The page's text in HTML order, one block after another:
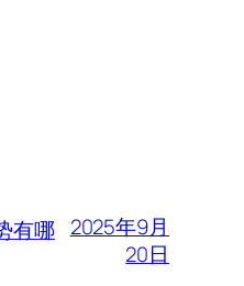
有哪 2025年9月
20日